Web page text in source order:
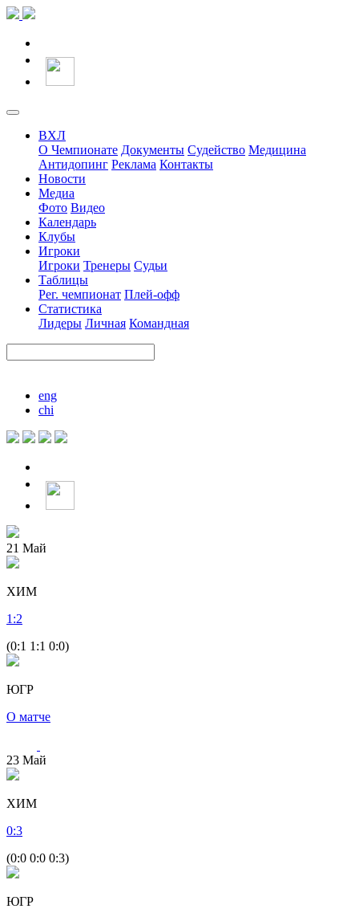
ВХЛ
О Чемпионате Документы Судейство Медицина
Антидопинг Реклама Контакты
Новости
Медиа
Фото Видео
Календарь
Клубы
Игроки
Игроки Тренеры Судьи
Таблицы
Рег. чемпионат Плей-офф
Статистика
Лидеры Личная Командная
eng
chi
21 Май
ХИМ
1 :2
(0:1 1:1 0:0)
ЮГР
О матче
23 Май
ХИМ
0:3
(0:0 0:0 0:3)
ЮГР